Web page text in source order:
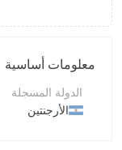
معلومات أساسية
الدولة المسجلة
الأرجنتين